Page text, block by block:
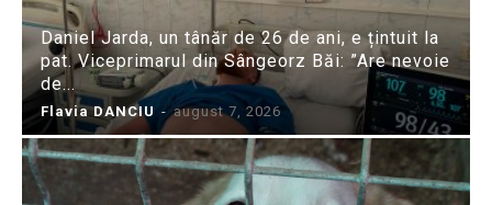
Daniel Jarda, un tânăr de 26 de ani, e țintuit la
pat. Viceprimarul din Sângeorz Băi: ”Are nevoie
de...
Flavia DANCIU - august 7, 2026